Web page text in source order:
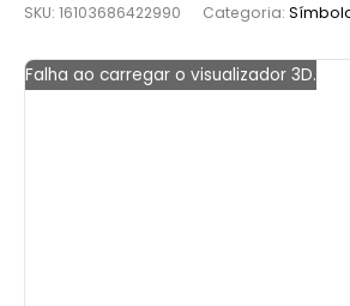
SKU: 16103686422990 Categoria:
Falha ao carregar o visualizador 3D.